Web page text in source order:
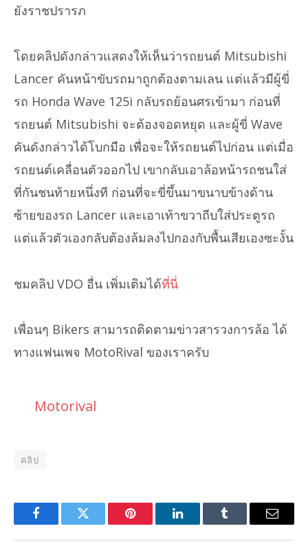
ยังราชปรารภ
โดยคลิปดังกล่าวแสดงให้เห็นว่ารถยนต์ Mitsubishi
Lancer คันหน้าขับรถมาถูกต้องตามเลน แต่แล้วมีผู้ขี่
รถ Honda Wave 125i กลับรถย้อนศรเข้ามา ก่อนที่
รถยนต์ Mitsubishi จะต้องจอดหยุด และผู้ขี่ Wave
คันดังกล่าวได้โบกมือ เพื่อจะให้รถยนต์ไปก่อน แต่เมื่อ
รถยนต์เคลื่อนตัวออกไป เขากลับเอาล้อหน้ารถชนใส่
ที่กันชนท้ายหนึ่งที ก่อนที่จะขี่ขึ้นมาขนาบข้างด้าน
ซ้ายของรถ Lancer และเอาเท้าขวาถีบใส่ประตูรถ
แต่แล้วตัวเองกลับต้องล้มลงไปกองกับพื้นเสียเองซะงั้น
ชมคลิป VDO อื่น เพิ่มเติมได้ที่นี่
เพื่อนๆ Bikers สามารถติดตามข่าวสารวงการล้อ ได้
ทางแฟนเพจ MotoRival ของเราครับ
Motorival
คลิป
FacebookTwitter Pinterest LinkedInTumblr Email